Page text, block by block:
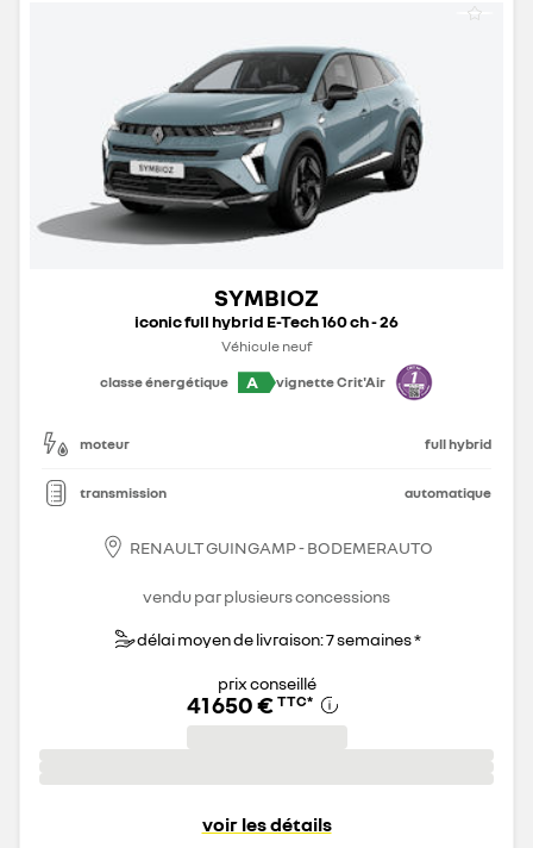
SYMBIOZ
iconic full hybrid E-Tech 160 ch - 26
Véhicule neuf
classe énergétique
A vignette Crit'Air
moteur full hybrid
transmission automatique
RENAULT GUINGAMP - BODEMERAUTO
vendu par plusieurs concessions
délai moyen de livraison: 7 semaines *
prix conseillé
41 650 € TTC*
voir les détails